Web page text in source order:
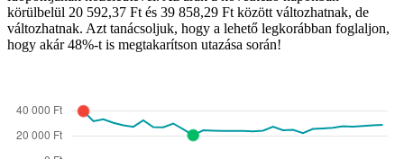
körülbelül 20 592,37 Ft és 39 858,29 Ft között változhatnak, de
változhatnak. Azt tanácsoljuk, hogy a lehető legkorábban foglaljon,
hogy akár 48%-t is megtakarítson utazása során!